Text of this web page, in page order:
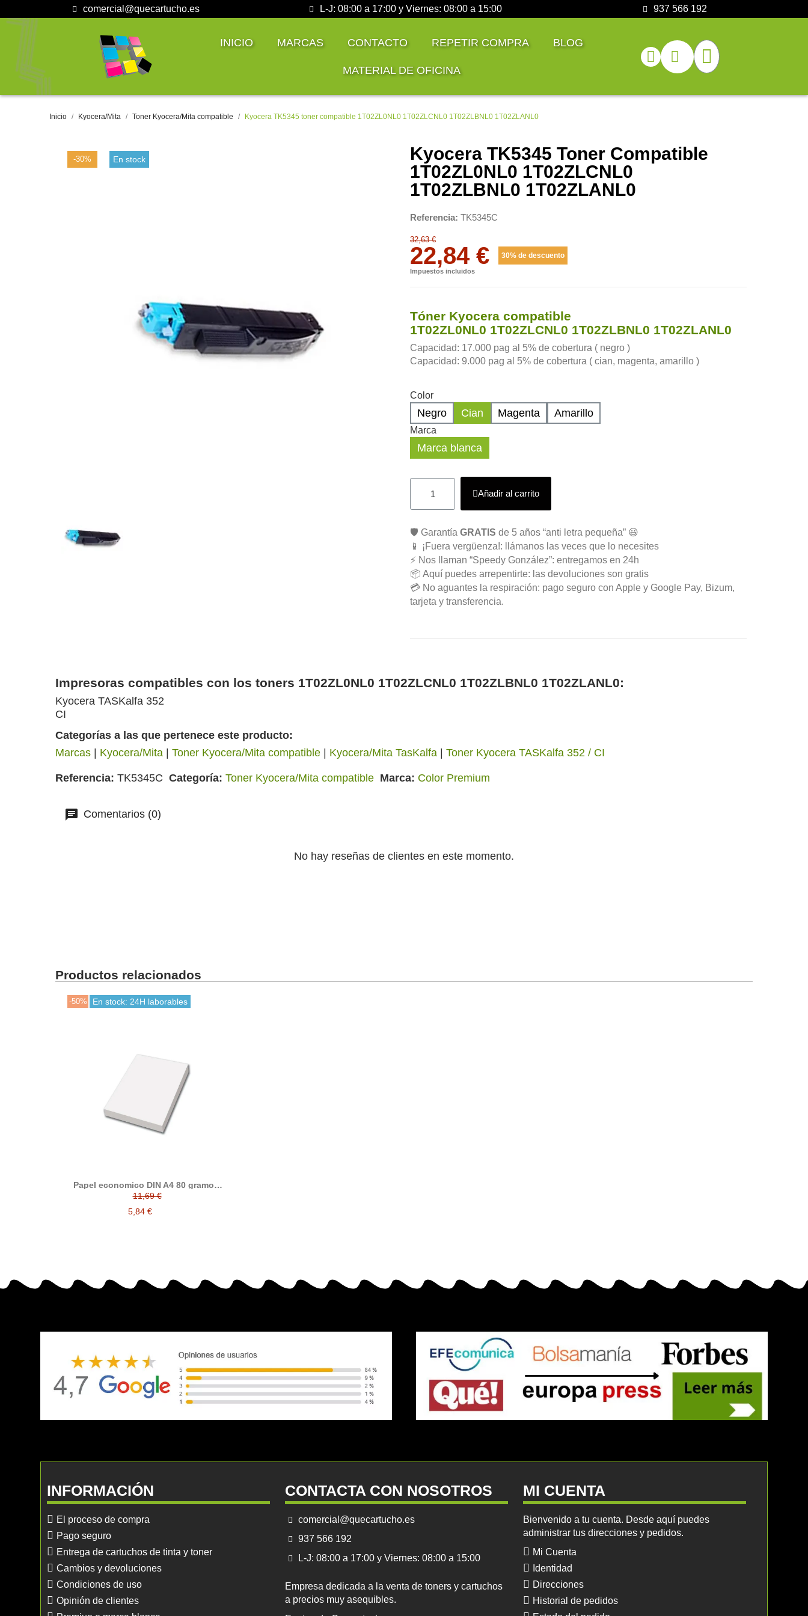
comercial@quecartucho.es L-J: 08:00 a 17:00 y Viernes: 08:00 a 15:00 937 566 192
INICIO MARCAS CONTACTO REPETIR COMPRA BLOG
MATERIAL DE OFICINA
Inicio Kyocera/Mita Toner Kyocera/Mita compatible Kyocera TK5345 toner compatible 1T02ZL0NL0 1T02ZLCNL0 1T02ZLBNL0 1T02ZLANL0
-30% En stock
Kyocera TK5345 Toner Compatible
1T02ZL0NL0 1T02ZLCNL0
1T02ZLBNL0 1T02ZLANL0
Referencia TK5345C
32,63 €
22,84 € 30% de descuento
Impuestos incluidos
Tóner Kyocera compatible
1T02ZL0NL0 1T02ZLCNL0 1T02ZLBNL0 1T02ZLANL0
Capacidad: 17.000 pag al 5% de cobertura ( negro )
Capacidad: 9.000 pag al 5% de cobertura ( cian, magenta, amarillo )
Color
Negro Cian Magenta Amarillo
Marca
Marca blanca
Añadir al carrito
🛡️ Garantía GRATIS de 5 años “anti letra pequeña” 😃
📱 ¡Fuera vergüenza!: llámanos las veces que lo necesites
⚡ Nos llaman “Speedy González”: entregamos en 24h
📦 Aquí puedes arrepentirte: las devoluciones son gratis
💳 No aguantes la respiración: pago seguro con Apple y Google Pay, Bizum,
tarjeta y transferencia.
Impresoras compatibles con los toners 1T02ZL0NL0 1T02ZLCNL0 1T02ZLBNL0 1T02ZLANL0:
Kyocera TASKalfa 352
CI
Categorías a las que pertenece este producto:
Marcas
Kyocera/Mita Toner Kyocera/Mita compatible Kyocera/Mita TasKalfa Toner Kyocera TASKalfa 352 / CI
Referencia TK5345C Categoría Toner Kyocera/Mita compatible Marca Color Premium
Comentarios (0)
No hay reseñas de clientes en este momento.
Productos relacionados
-50% En stock: 24H laborables
Papel economico DIN A4 80 gramos,
paquete 500 folios
11,69 €
5,84 €
INFORMACIÓN
El proceso de compra
Pago seguro
Entrega de cartuchos de tinta y toner
Cambios y devoluciones
Condiciones de uso
Opinión de clientes
CONTACTA CON NOSOTROS
comercial@quecartucho.es
937 566 192
L-J: 08:00 a 17:00 y Viernes: 08:00 a 15:00
Empresa dedicada a la venta de toners y cartuchos
a precios muy asequibles.
MI CUENTA
Bienvenido a tu cuenta. Desde aquí puedes
administrar tus direcciones y pedidos.
Mi Cuenta
Identidad
Direcciones
Historial de pedidos